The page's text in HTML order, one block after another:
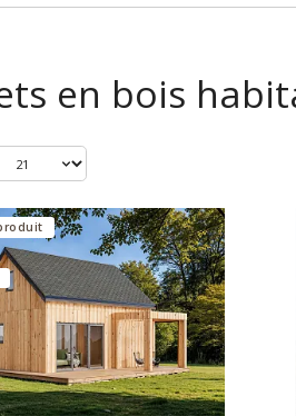
en bois